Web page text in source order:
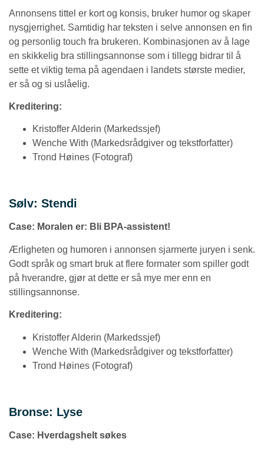
Annonsens tittel er kort og konsis, bruker humor og skaper
nysgjerrighet. Samtidig har teksten i selve annonsen en fin
og personlig touch fra brukeren. Kombinasjonen av å lage
en skikkelig bra stillingsannonse som i tillegg bidrar til å
sette et viktig tema på agendaen i landets største medier,
er så og si uslåelig.
Kreditering:
Kristoffer Alderin (Markedssjef)
Wenche With (Markedsrådgiver og tekstforfatter)
Trond Høines (Fotograf)
Sølv: Stendi
Case: Moralen er: Bli BPA-assistent!
Ærligheten og humoren i annonsen sjarmerte juryen i senk.
Godt språk og smart bruk at flere formater som spiller godt
på hverandre, gjør at dette er så mye mer enn en
stillingsannonse.
Kreditering:
Kristoffer Alderin (Markedssjef)
Wenche With (Markedsrådgiver og tekstforfatter)
Trond Høines (Fotograf)
Bronse: Lyse
Case: Hverdagshelt søkes